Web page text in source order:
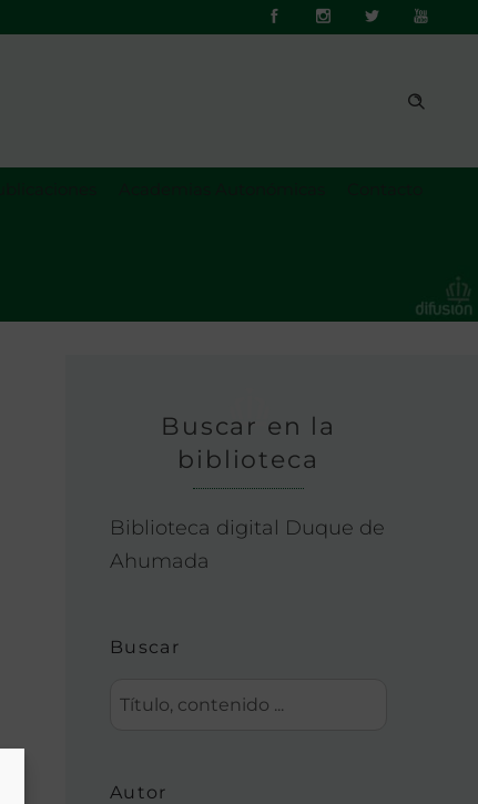
Buscar en la
biblioteca
Biblioteca digital Duque de
Ahumada
Buscar
Autor